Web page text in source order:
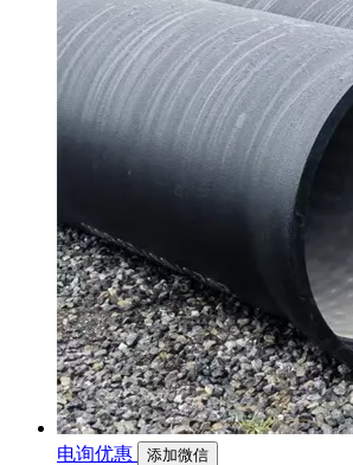
电询优惠 添加微信